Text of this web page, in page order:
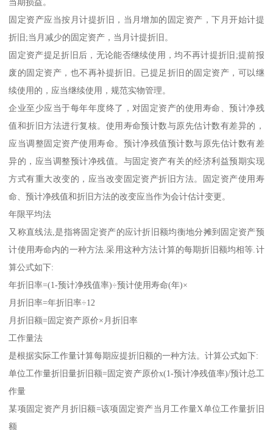
固定资产应当按月计提折旧，当月增加的固定资产，下月开始计提
折旧;当月减少的固定资产，当月计提折旧。
固定资产提足折旧后，无论能否继续使用，均不再计提折旧;提前报
废的固定资产，也不再补提折旧。已提足折旧的固定资产，可以继
续使用的，应当继续使用，规范实物管理。
企业至少应当于每年年度终了，对固定资产的使用寿命、预计净残
值和折旧方法进行复核。使用寿命预计数与原先估计数有差异的，
应当调整固定资产使用寿命。预计净残值预计数与原先估计数有差
异的，应当调整预计净残值。与固定资产有关的经济利益预期实现
方式有重大改变的，应当改变固定资产折旧方法。固定资产使用寿
命、预计净残值和折旧方法的改变应当作为会计估计变更。
年限平均法
又称直线法,是指将固定资产的应计折旧额均衡地分摊到固定资产预
计使用寿命内的一种方法.采用这种方法计算的每期折旧额均相等.计
算公式如下:
年折旧率=(1-预计净残值率)÷预计使用寿命(年)×
月折旧率=年折旧率÷12
月折旧额=固定资产原价×月折旧率
工作量法
是根据实际工作量计算每期应提折旧额的一种方法。计算公式如下:
单位工作量折旧量折旧额=固定资产原价x(1-预计净残值率)/预计总工
作量
某项固定资产月折旧额=该项固定资产当月工作量X单位工作量折旧
额